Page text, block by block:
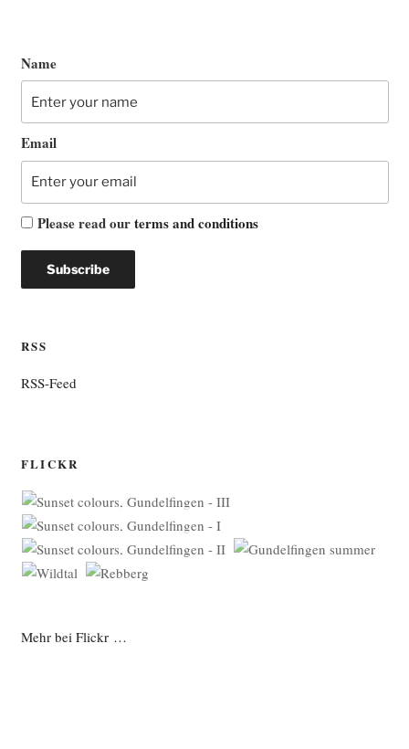
Name
Email
Please read ourterms and conditions
RSS
RSS-Feed
FLICKR
Mehr bei Flickr …